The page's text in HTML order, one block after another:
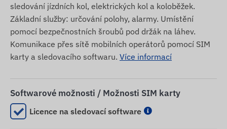
sledování jízdních kol, elektrických kol a koloběžek.
Základní služby: určování polohy, alarmy. Umístění
pomocí bezpečnostních šroubů pod držák na láhev.
Komunikace přes sítě mobilních operátorů pomocí SIM
karty a sledovacího softwaru. Více informací
Softwarové možnosti / Možnosti SIM karty
Licence na sledovací software